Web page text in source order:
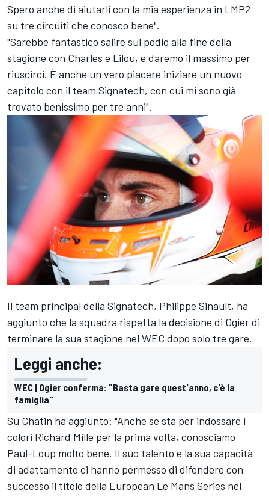
Spero anche di aiutarli con la mia esperienza in LMP2
su tre circuiti che conosco bene".
"Sarebbe fantastico salire sul podio alla fine della
stagione con Charles e Lilou, e daremo il massimo per
riuscirci. È anche un vero piacere iniziare un nuovo
capitolo con il team Signatech, con cui mi sono già
trovato benissimo per tre anni".
Il team principal della Signatech, Philippe Sinault, ha
aggiunto che la squadra rispetta la decisione di Ogier di
terminare la sua stagione nel WEC dopo solo tre gare.
Leggi anche:
WEC | Ogier conferma: "Basta gare quest'anno, c'è la
famiglia"
Su Chatin ha aggiunto: "Anche se sta per indossare i
colori Richard Mille per la prima volta, conosciamo
Paul-Loup molto bene. Il suo talento e la sua capacità
di adattamento ci hanno permesso di difendere con
successo il titolo della European Le Mans Series nel